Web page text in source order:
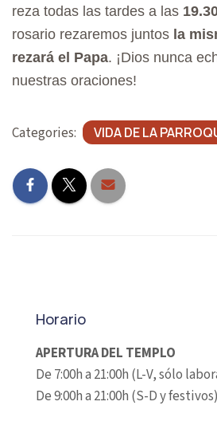
reza todas las tardes a las
rosario rezaremos juntos la
rezará el Papa. ¡Dios nunca
nuestras oraciones!
Categories: VIDA DE LA
Horario
APERTURA DEL TEMPLO
De 7:00h a 21:00h (L-V, sólo
De 9:00h a 21:00h (S-D y festivos)